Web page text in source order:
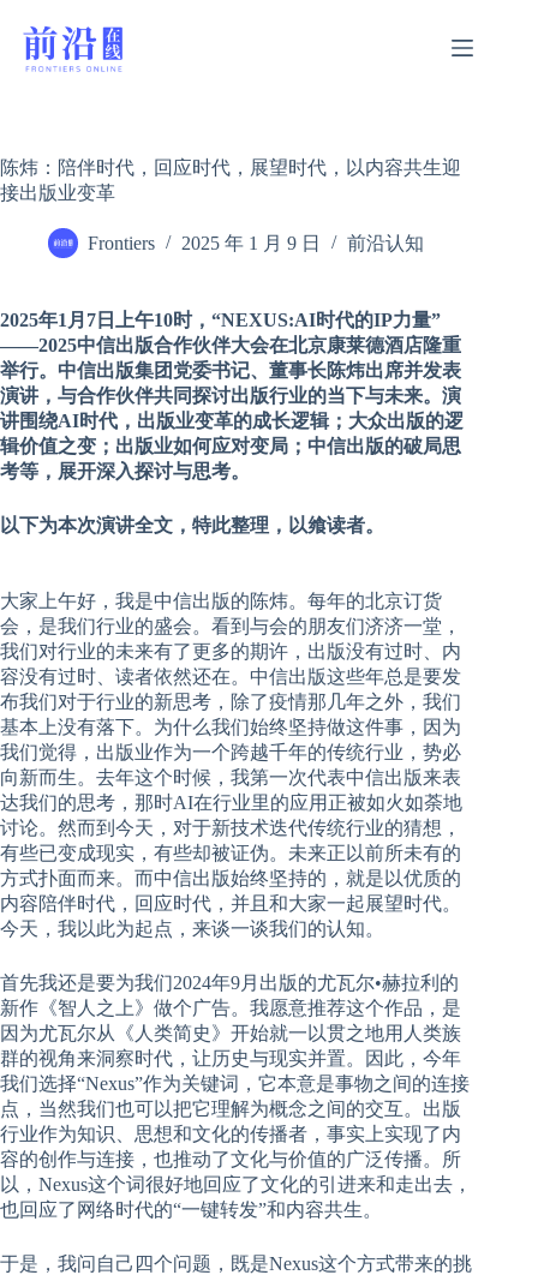
陈炜：陪伴时代，回应时代，展望时代，以内容共生迎
接出版业变革
Frontiers 2025 年 1 月 9 日 前沿认知
2025年1月7日上午10时，“NEXUS:AI时代的IP力量”
——2025中信出版合作伙伴大会在北京康莱德酒店隆重
举行。中信出版集团党委书记、董事长陈炜出席并发表
演讲，与合作伙伴共同探讨出版行业的当下与未来。演
讲围绕AI时代，出版业变革的成长逻辑；大众出版的逻
辑价值之变；出版业如何应对变局；中信出版的破局思
考等，展开深入探讨与思考。
以下为本次演讲全文，特此整理，以飨读者。
大家上午好，我是中信出版的陈炜。每年的北京订货
会，是我们行业的盛会。看到与会的朋友们济济一堂，
我们对行业的未来有了更多的期许，出版没有过时、内
容没有过时、读者依然还在。中信出版这些年总是要发
布我们对于行业的新思考，除了疫情那几年之外，我们
基本上没有落下。为什么我们始终坚持做这件事，因为
我们觉得，出版业作为一个跨越千年的传统行业，势必
向新而生。去年这个时候，我第一次代表中信出版来表
达我们的思考，那时AI在行业里的应用正被如火如荼地
讨论。然而到今天，对于新技术迭代传统行业的猜想，
有些已变成现实，有些却被证伪。未来正以前所未有的
方式扑面而来。而中信出版始终坚持的，就是以优质的
内容陪伴时代，回应时代，并且和大家一起展望时代。
今天，我以此为起点，来谈一谈我们的认知。
首先我还是要为我们2024年9月出版的尤瓦尔•赫拉利的
新作《智人之上》做个广告。我愿意推荐这个作品，是
因为尤瓦尔从《人类简史》开始就一以贯之地用人类族
群的视角来洞察时代，让历史与现实并置。因此，今年
我们选择“Nexus”作为关键词，它本意是事物之间的连接
点，当然我们也可以把它理解为概念之间的交互。出版
行业作为知识、思想和文化的传播者，事实上实现了内
容的创作与连接，也推动了文化与价值的广泛传播。所
以，Nexus这个词很好地回应了文化的引进来和走出去，
也回应了网络时代的“一键转发”和内容共生。
于是，我问自己四个问题，既是Nexus这个方式带来的挑